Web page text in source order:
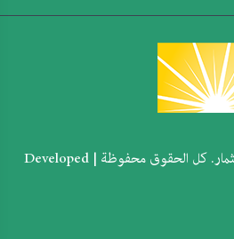
2026 نور للاستثمار. كل الحقوق محفوظة | Developed